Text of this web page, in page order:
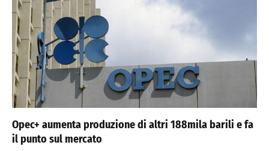
Opec+ aumenta produzione di altri 188mila barili e fa
il punto sul mercato